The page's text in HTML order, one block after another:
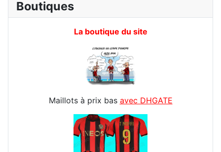
Boutiques
La boutique du site
Maillots à prix bas avec DHGATE